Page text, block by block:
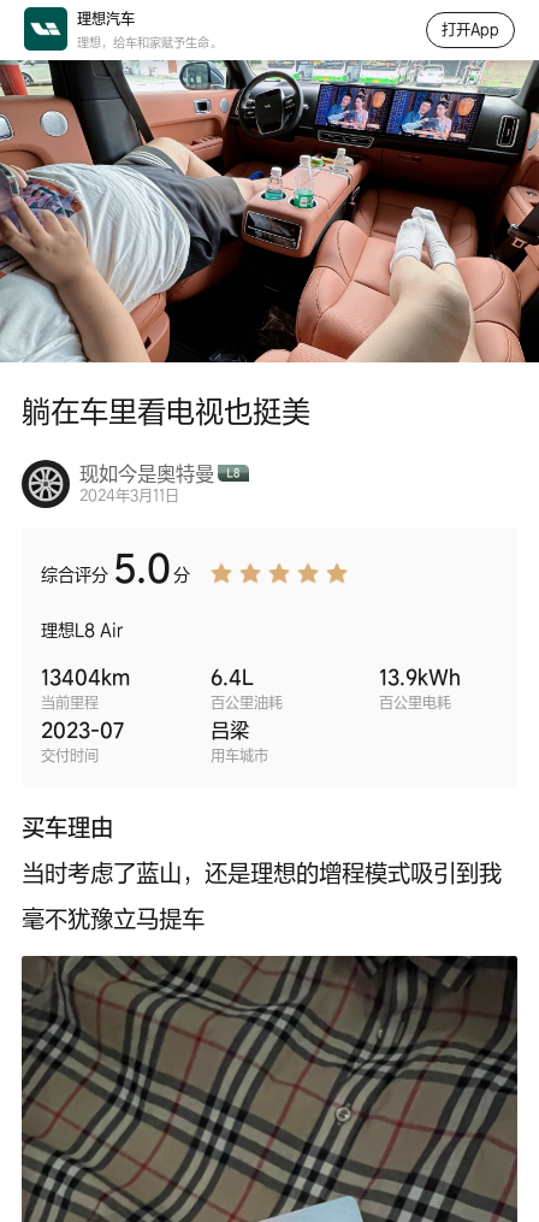
躺在车里看电视也挺美
现如今是奥特曼
2024年3月11日
综合评分 5.0分
理想L8 Air
13404km
当前里程
6.4L
百公里油耗
13.9kWh
百公里电耗
2023-07
交付时间
吕梁
用车城市
买车理由
当时考虑了蓝山，还是理想的增程模式吸引到我
毫不犹豫立马提车
理想汽车
理想，给车和家赋予生命。
打开App